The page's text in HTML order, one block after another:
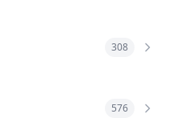
308
576